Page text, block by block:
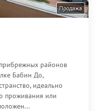
Продажа
районов
Бабин До,
идеально
проживания или